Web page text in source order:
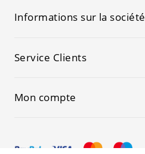
Informations sur la société
Service Clients
Mon compte